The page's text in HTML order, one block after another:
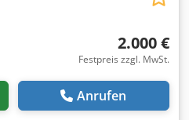
2.000 €
Festpreis zzgl. MwSt.
Anrufen